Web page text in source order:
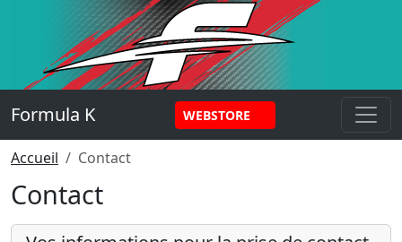
Panneau de gestion des cookies
Formula K WEBSTORE
Accueil Contact
Contact